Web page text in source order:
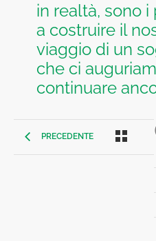
in realtà, sono
a costruire il
viaggio di un
che ci
continuare
PRECEDENTE